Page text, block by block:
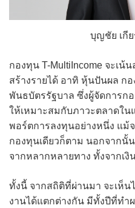
บุญชัย เกี
กองทุน T-MultiIncome จะเ
สร้างรายได้ อาทิ หุ้นปันผล ก
พันธบัตรรัฐบาล ซึ่งผู้จัดการก
ให้เหมาะสมกับภาวะตลาดใ
พอร์ตการลงทุนอย่างหนึ่ง แม้
กองทุนเดียวก็ตาม นอกจากนั้
จากหลากหลายทาง ทั้งจากเงิ
ทั้งนี้ จากสถิติที่ผ่านมา จะเห็
งานได้แตกต่างกัน มีทั้งปีที่ทำ